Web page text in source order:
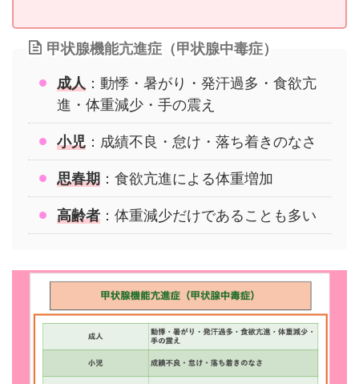
甲状腺機能亢進症（甲状腺中毒症）
成人 ：動悸・暑がり・発汗過多・食欲亢
進・体重減少・手の震え
小児 ：成績不良・怠け・落ち着きのなさ
思春期 ：食欲亢進による体重増加
高齢者 ：体重減少だけであることも多い